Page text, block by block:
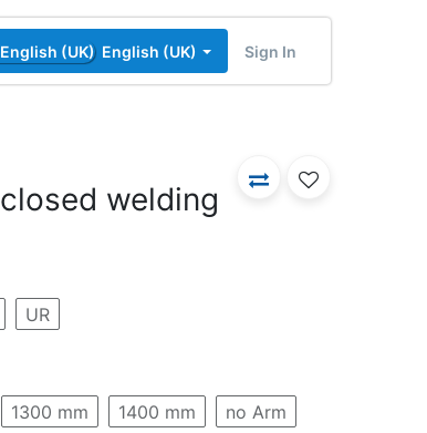
English (UK) Sign In
welding
UR
1300 mm 1400 mm no Arm